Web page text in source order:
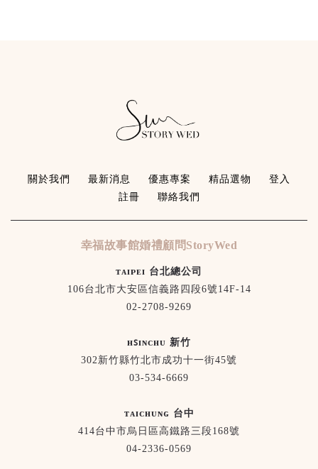
關於我們 最新消息 優惠專案 精品選物
登入
註冊
聯絡我們
幸福故事館婚禮顧問StoryWed
ᴛᴀɪᴘᴇɪ 台北總公司
106台北市大安區信義路四段6號14F-14
02-2708-9269
ʜꜱɪɴᴄʜᴜ 新竹
302新竹縣竹北市成功十一街45號
03-534-6669
ᴛᴀɪᴄʜᴜɴɢ 台中
414台中市烏日區高鐵路三段168號
04-2336-0569